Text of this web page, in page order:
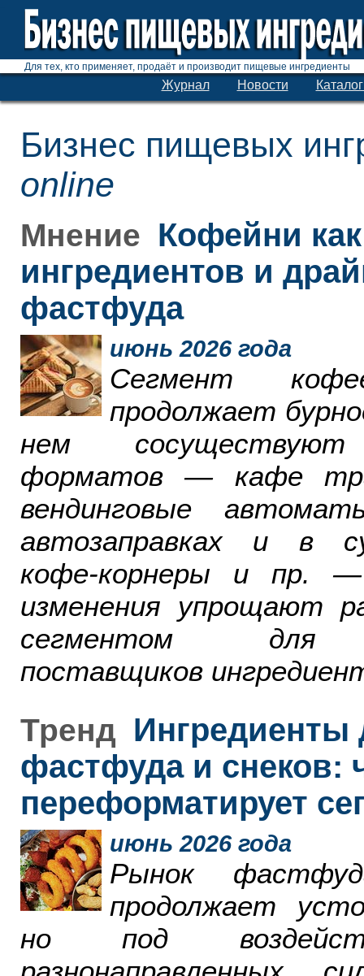
Для тех, кто применяет, продаёт и производит пищевые ингредиенты
Журнал Новости
Бизнес пищевых
online
Мнение Кофейни
ингредиентов и
фастфуда
июнь 2026 года
Сегмент
продолжает
нем
форматов — кафе
вендинговые
автозаправках и в
кофе-корнеры и пр.
изменения упрощают
сегментом для
поставщиков
Тренд Ингредиенты
фастфуда и снеков:
переформатирует
июнь 2026 года
Рынок
продолжает
но под